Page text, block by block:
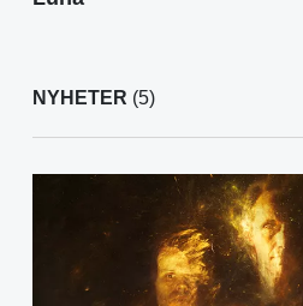
NYHETER (5)